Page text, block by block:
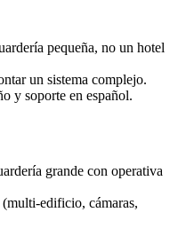
pequeña, no un hotel
un sistema complejo.
y soporte en español.
grande con operativa
edificio, cámaras,